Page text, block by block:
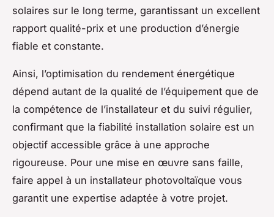
solaires sur le long terme, garantissant un excellent
rapport qualité-prix et une production d’énergie
fiable et constante.
Ainsi, l’optimisation du rendement énergétique
dépend autant de la qualité de l’équipement que de
la compétence de l’installateur et du suivi régulier,
confirmant que la fiabilité installation solaire est un
objectif accessible grâce à une approche
rigoureuse. Pour une mise en œuvre sans faille,
faire appel à un installateur photovoltaïque vous
garantit une expertise adaptée à votre projet.